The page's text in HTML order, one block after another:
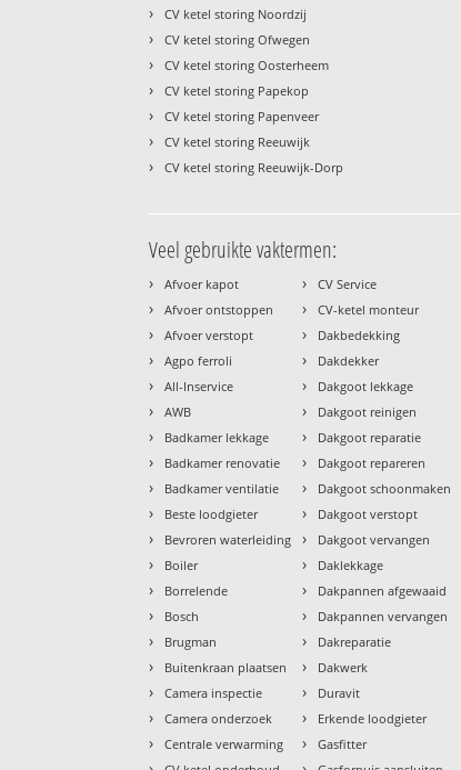
› CV ketel storing Noordzij
› CV ketel storing Ofwegen
› CV ketel storing Oosterheem
› CV ketel storing Papekop
› CV ketel storing Papenveer
› CV ketel storing Reeuwijk
› CV ketel storing Reeuwijk-Dorp
Veel gebruikte vaktermen:
› Afvoer kapot
› Afvoer ontstoppen
› Afvoer verstopt
› Agpo ferroli
› All-Inservice
› AWB
› Badkamer lekkage
› Badkamer renovatie
› Badkamer ventilatie
› Beste loodgieter
› Bevroren waterleiding
› Boiler
› Borrelende
› Bosch
› Brugman
› Buitenkraan plaatsen
› Camera inspectie
› Camera onderzoek
› Centrale verwarming
› CV Service
› CV-ketel monteur
› Dakbedekking
› Dakdekker
› Dakgoot lekkage
› Dakgoot reinigen
› Dakgoot reparatie
› Dakgoot repareren
› Dakgoot schoonmaken
› Dakgoot verstopt
› Dakgoot vervangen
› Daklekkage
› Dakpannen afgewaaid
› Dakpannen vervangen
› Dakreparatie
› Dakwerk
› Duravit
› Erkende loodgieter
› Gasfitter